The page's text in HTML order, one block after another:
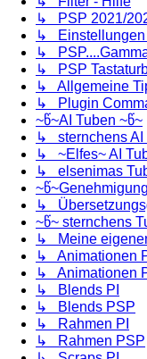
↳ PSP 2021/
↳ Einstellungen
↳
↳ PSP
↳ Allgemeine
↳ Plugin
~წ~AI Tuben ~წ~
↳ sternchens AI
↳ ~Elfes~ AI
↳ elsenimas
↳
~წ~ sternchens
↳ Meine
↳ Animationen
↳ Animationen
↳ Blends PI
↳ Blends PSP
↳ Rahmen PI
↳ Rahmen PSP